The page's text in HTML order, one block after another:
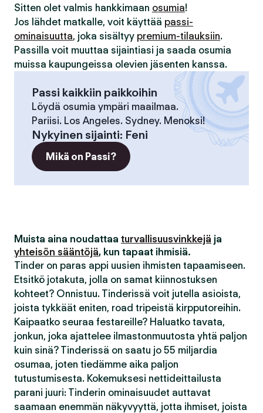
Sitten olet valmis hankkimaan osumia!
Jos lähdet matkalle, voit käyttää passi-
ominaisuutta, joka sisältyy premium-tilauksiin.
Passilla voit muuttaa sijaintiasi ja saada osumia
muissa kaupungeissa olevien jäsenten kanssa.
Passi kaikkiin paikkoihin
Löydä osumia ympäri maailmaa.
Pariisi. Los Angeles. Sydney. Menoksi!
Nykyinen sijainti: Feni
Mikä on Passi?
Muista aina noudattaa turvallisuusvinkkejä ja
yhteisön sääntöjä, kun tapaat ihmisiä.
Tinder on paras appi uusien ihmisten tapaamiseen.
Etsitkö jotakuta, jolla on samat kiinnostuksen
kohteet? Onnistuu. Tinderissä voit jutella asioista,
joista tykkäät eniten, road tripeistä kirpputoreihin.
Kaipaatko seuraa festareille? Haluatko tavata,
jonkun, joka ajattelee ilmastonmuutosta yhtä paljon
kuin sinä? Tinderissä on saatu jo 55 miljardia
osumaa, joten tiedämme aika paljon
tutustumisesta. Kokemuksesi nettideittailusta
parani juuri: Tinderin ominaisuudet auttavat
saamaan enemmän näkyvyyttä, jotta ihmiset, joista